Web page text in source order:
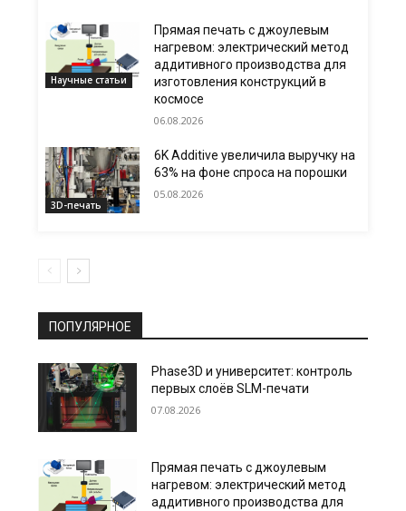
Научные статьи
Прямая печать с джоулевым
нагревом: электрический метод
аддитивного производства для
изготовления конструкций в
космосе
06.08.2026
3D-печать
6K Additive увеличила выручку на
63% на фоне спроса на порошки
05.08.2026
ПОПУЛЯРНОЕ
Phase3D и университет: контроль
первых слоёв SLM-печати
07.08.2026
Прямая печать с джоулевым
нагревом: электрический метод
аддитивного производства для